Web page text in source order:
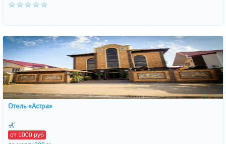
Отель «Астра»
от 1000 руб